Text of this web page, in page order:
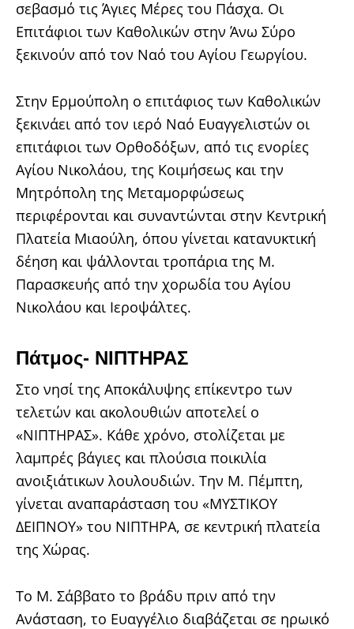
σεβασμό τις Άγιες Μέρες του Πάσχα. Οι
Επιτάφιοι των Καθολικών στην Άνω Σύρο
ξεκινούν από τον Ναό του Αγίου Γεωργίου.
Στην Ερμούπολη ο επιτάφιος των Καθολικών
ξεκινάει από τον ιερό Ναό Ευαγγελιστών οι
επιτάφιοι των Ορθοδόξων, από τις ενορίες
Αγίου Νικολάου, της Κοιμήσεως και την
Μητρόπολη της Μεταμορφώσεως
περιφέρονται και συναντώνται στην Κεντρική
Πλατεία Μιαούλη, όπου γίνεται κατανυκτική
δέηση και ψάλλονται τροπάρια της Μ.
Παρασκευής από την χορωδία του Αγίου
Νικολάου και Ιεροψάλτες.
Πάτμος- ΝΙΠΤΗΡΑΣ
Στο νησί της Αποκάλυψης επίκεντρο των
τελετών και ακολουθιών αποτελεί ο
«ΝΙΠΤΗΡΑΣ». Κάθε χρόνο, στολίζεται με
λαμπρές βάγιες και πλούσια ποικιλία
ανοιξιάτικων λουλουδιών. Την Μ. Πέμπτη,
γίνεται αναπαράσταση του «ΜΥΣΤΙΚΟΥ
ΔΕΙΠΝΟΥ» του ΝΙΠΤΗΡΑ, σε κεντρική πλατεία
της Χώρας.
Το Μ. Σάββατο το βράδυ πριν από την
Ανάσταση, το Ευαγγέλιο διαβάζεται σε ηρωικό